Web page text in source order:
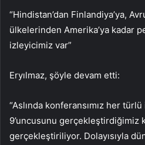
“Hindistan’dan Finlandiya’ya,
ülkelerinden Amerika’ya kadar
izleyicimiz var”
Eryılmaz, şöyle devam etti:
“Aslında konferansımız her
9’uncusunu gerçekleştirdiğimiz
gerçekleştiriliyor. Dolayısıyla